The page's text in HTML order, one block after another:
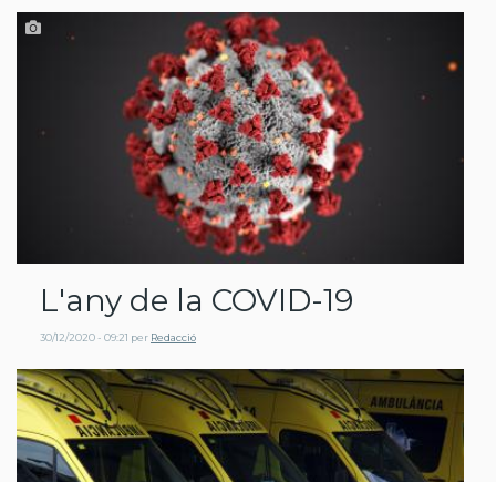
L'any de la COVID-19
30/12/2020 - 09:21 per Redacció